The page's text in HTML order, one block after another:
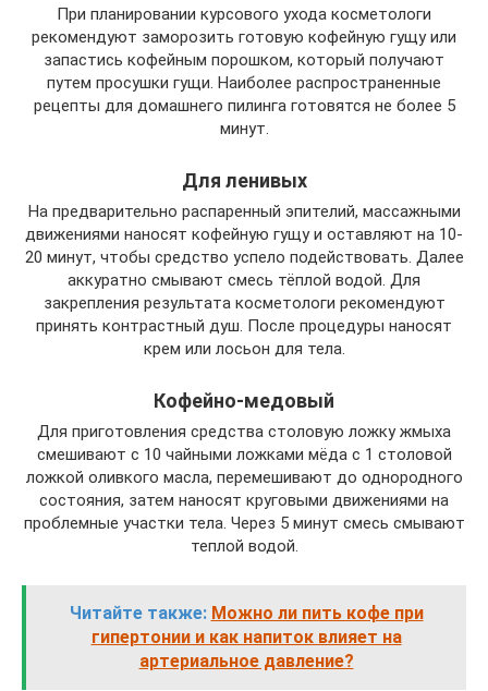
При планировании курсового ухода косметологи
рекомендуют заморозить готовую кофейную гущу или
запастись кофейным порошком, который получают
путем просушки гущи. Наиболее распространенные
рецепты для домашнего пилинга готовятся не более 5
минут.
Для ленивых
На предварительно распаренный эпителий, массажными
движениями наносят кофейную гущу и оставляют на 10-
20 минут, чтобы средство успело подействовать. Далее
аккуратно смывают смесь тёплой водой. Для
закрепления результата косметологи рекомендуют
принять контрастный душ. После процедуры наносят
крем или лосьон для тела.
Кофейно-медовый
Для приготовления средства столовую ложку жмыха
смешивают с 10 чайными ложками мёда с 1 столовой
ложкой оливкого масла, перемешивают до однородного
состояния, затем наносят круговыми движениями на
проблемные участки тела. Через 5 минут смесь смывают
теплой водой.
Читайте также: Можно ли пить кофе при
гипертонии и как напиток влияет на
артериальное давление?